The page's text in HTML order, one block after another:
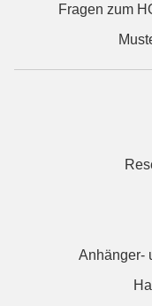
Fragen zum
Anhänger-